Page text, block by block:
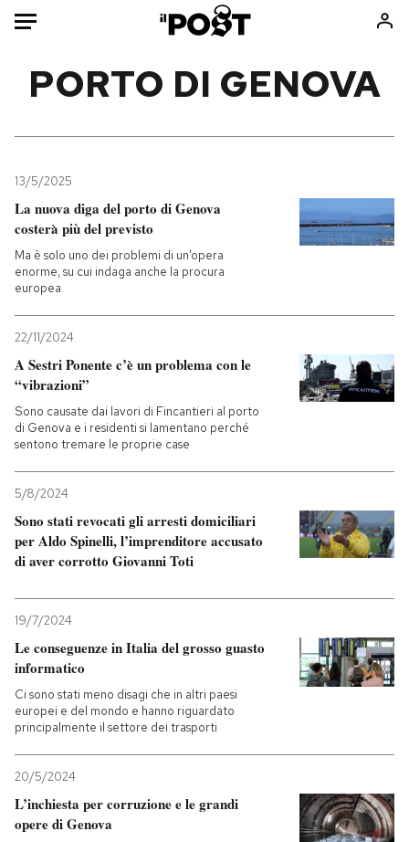
Mondo
Politica
Tecnologia
Internet
Scienza
Economia
Sport
Consumismi
Mondiali calcio 2026
PODCAST
I MIEI PREFERITI
SHOP
CALENDARIO
Entra
PORTO DI GENOVA
13/5/2025
La nuova diga del porto di Genova
costerà più del previsto
Ma è solo uno dei problemi di un’opera
enorme, su cui indaga anche la procura
europea
22/11/2024
A Sestri Ponente c’è un problema con le
“vibrazioni”
Sono causate dai lavori di Fincantieri al porto
di Genova e i residenti si lamentano perché
sentono tremare le proprie case
5/8/2024
Sono stati revocati gli arresti domiciliari
per Aldo Spinelli, l’imprenditore accusato
di aver corrotto Giovanni Toti
19/7/2024
Le conseguenze in Italia del grosso guasto
informatico
Ci sono stati meno disagi che in altri paesi
europei e del mondo e hanno riguardato
principalmente il settore dei trasporti
20/5/2024
L’inchiesta per corruzione e le grandi
opere di Genova